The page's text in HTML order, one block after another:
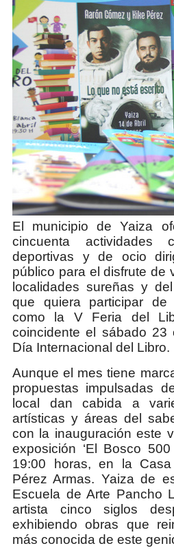
El municipio de Yaiza
cincuenta actividades
deportivas y de ocio
público para el disfrute de
localidades sureñas y
que quiera participar de
como la V Feria del
coincidente el sábado 23
Día Internacional del Libro.
Aunque el mes tiene
propuestas impulsadas
local dan cabida a
artísticas y áreas del
con la inauguración este
exposición ‘El Bosco
19:00 horas, en la
Pérez Armas. Yaiza de
Escuela de Arte Pancho
artista cinco siglos
exhibiendo obras que
más conocida de este